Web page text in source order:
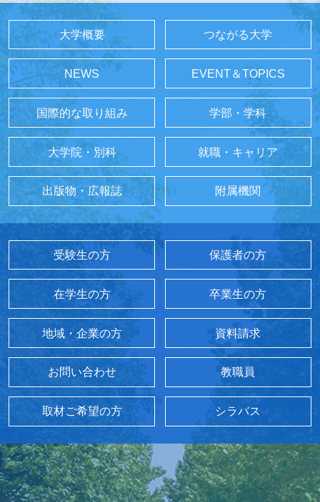
大学概要 つながる大学
NEWS EVENT＆TOPICS
国際的な取り組み 学部・学科
大学院・別科 就職・キャリア
出版物・広報誌 附属機関
受験生の方 保護者の方
在学生の方 卒業生の方
地域・企業の方 資料請求
お問い合わせ 教職員
取材ご希望の方 シラバス